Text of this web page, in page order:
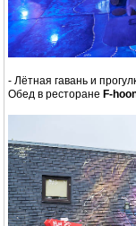
- Лётная гавань и
Обед в ресторане F-